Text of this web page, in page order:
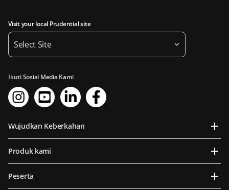
Visit your local Prudential site
Select Site
Ikuti Sosial Media Kami
Wujudkan Keberkahan
Produk kami
Peserta